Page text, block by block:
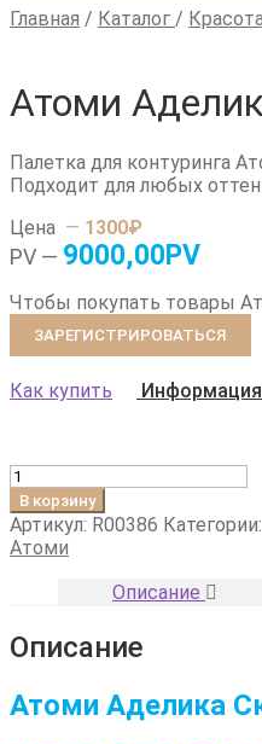
Главная / Каталог /
Атоми
Палетка для контуринга
Подходит для любых
Цена — 1300₽
PV — 9000,00PV
Чтобы покупать товары
ЗАРЕГИСТРИРОВАТЬСЯ
Как купить
Количество
товара
Атоми
Аделика
В корзину
Артикул: R00386 Категории:
Атоми
Описание
Описание
Атоми Аделика